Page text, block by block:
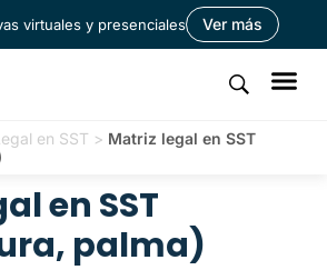
virtuales y presenciales Ver más
en SST > Matriz legal en SST
en SST
palma)